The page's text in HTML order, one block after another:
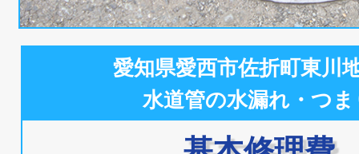
愛知県愛西市佐折町東川
水道管の水漏れ・つ